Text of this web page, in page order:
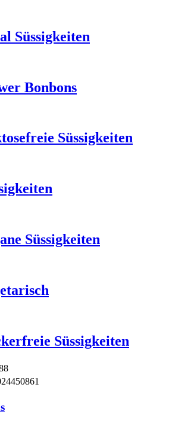
Süssigkeiten
Bonbons
Süssigkeiten
Süssigkeiten
Süssigkeiten